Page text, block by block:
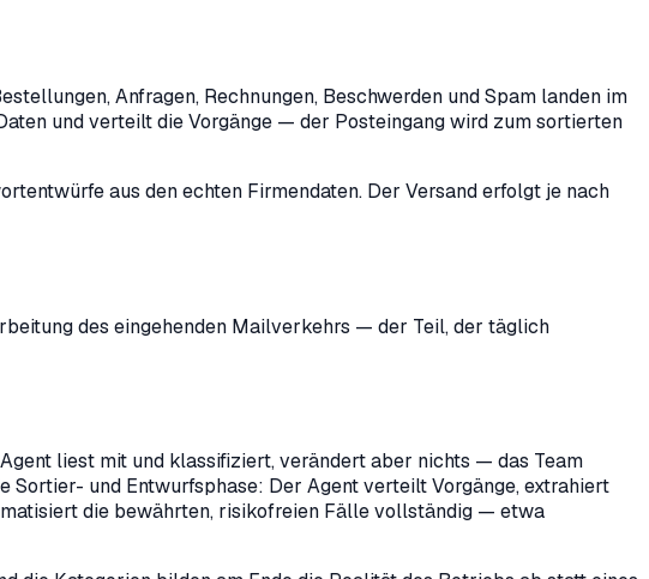
Anfragen, Rechnungen, Beschwerden und Spam landen im
und verteilt die Vorgänge — der Posteingang wird zum sortierten
aus den echten Firmendaten. Der Versand erfolgt je nach
des eingehenden Mailverkehrs — der Teil, der täglich
liest mit und klassifiziert, verändert aber nichts — das Team
Sortier- und Entwurfsphase: Der Agent verteilt Vorgänge, extrahiert
die bewährten, risikofreien Fälle vollständig — etwa